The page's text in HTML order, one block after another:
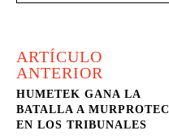
ARTÍCULO
ANTERIOR
HUMETEK GANA LA
BATALLA A MURPROTEC
EN LOS TRIBUNALES